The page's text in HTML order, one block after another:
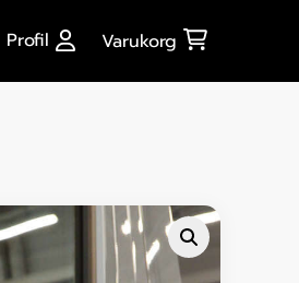
Profil Varukorg